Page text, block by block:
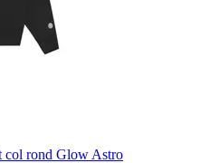
col rond Glow Astro